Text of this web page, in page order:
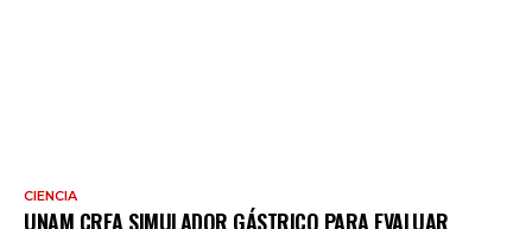
CIENCIA
UNAM CREA SIMULADOR GÁSTRICO PARA EVALUAR